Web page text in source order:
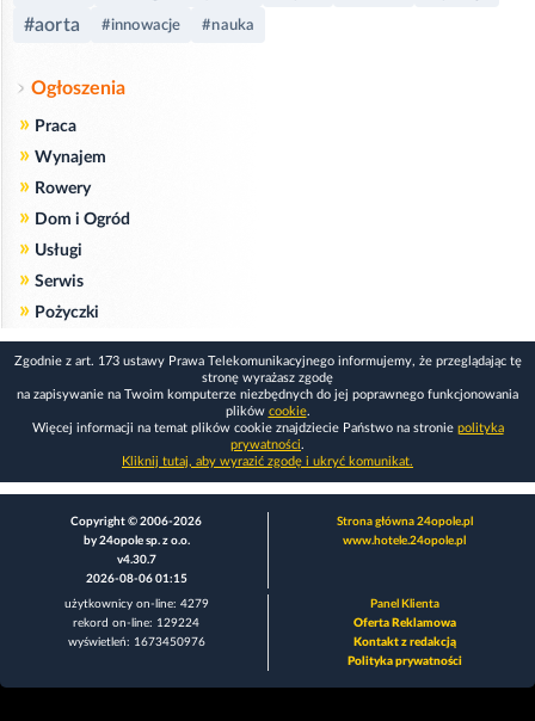
#aorta #innowacje #nauka
Ogłoszenia
» Praca
» Wynajem
» Rowery
» Dom i Ogród
» Usługi
» Serwis
» Pożyczki
Zgodnie z art. 173 ustawy Prawa Telekomunikacyjnego informujemy, że przeglądając tę
stronę wyrażasz zgodę
na zapisywanie na Twoim komputerze niezbędnych do jej poprawnego funkcjonowania
plików cookie.
Więcej informacji na temat plików cookie znajdziecie Państwo na stronie polityka
prywatności.
Kliknij tutaj, aby wyrazić zgodę i ukryć komunikat.
Copyright © 2006-2026
by 24opole sp. z o.o.
v4.30.7
2026-08-06 01:15
Strona główna 24opole.pl
www.hotele.24opole.pl
użytkownicy on-line: 4279
rekord on-line: 129224
wyświetleń: 1673450976
Panel Klienta
Oferta Reklamowa
Kontakt z redakcją
Polityka prywatności